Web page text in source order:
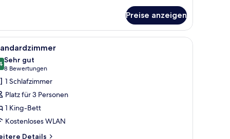
Preise anzeigen
Stockbett.
einem hölzernen Kopfteil, einem Nachttisch mit Schubladen, einem
Ein Hotelzimmer mit einem großen Bett,
6
von 10
Sehr gut
8 Bewertungen
(8
Bewertungen)
1 Schlafzimmer
Platz für 3 Personen
1 King-Bett
Kostenloses WLAN
Details